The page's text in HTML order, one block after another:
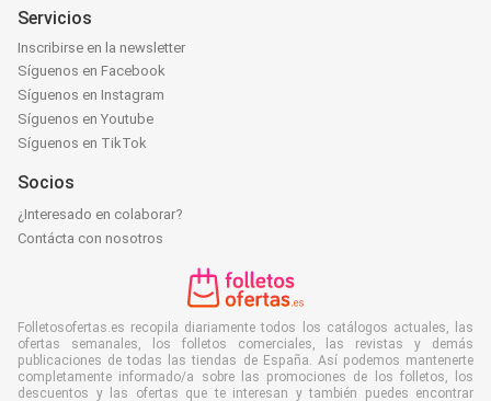
Servicios
Inscribirse en la newsletter
Síguenos en Facebook
Síguenos en Instagram
Síguenos en Youtube
Síguenos en TikTok
Socios
¿Interesado en colaborar?
Contácta con nosotros
Folletosofertas.es recopila diariamente todos los catálogos actuales, las
ofertas semanales, los folletos comerciales, las revistas y demás
publicaciones de todas las tiendas de España. Así podemos mantenerte
completamente informado/a sobre las promociones de los folletos, los
descuentos y las ofertas que te interesan y también puedes encontrar